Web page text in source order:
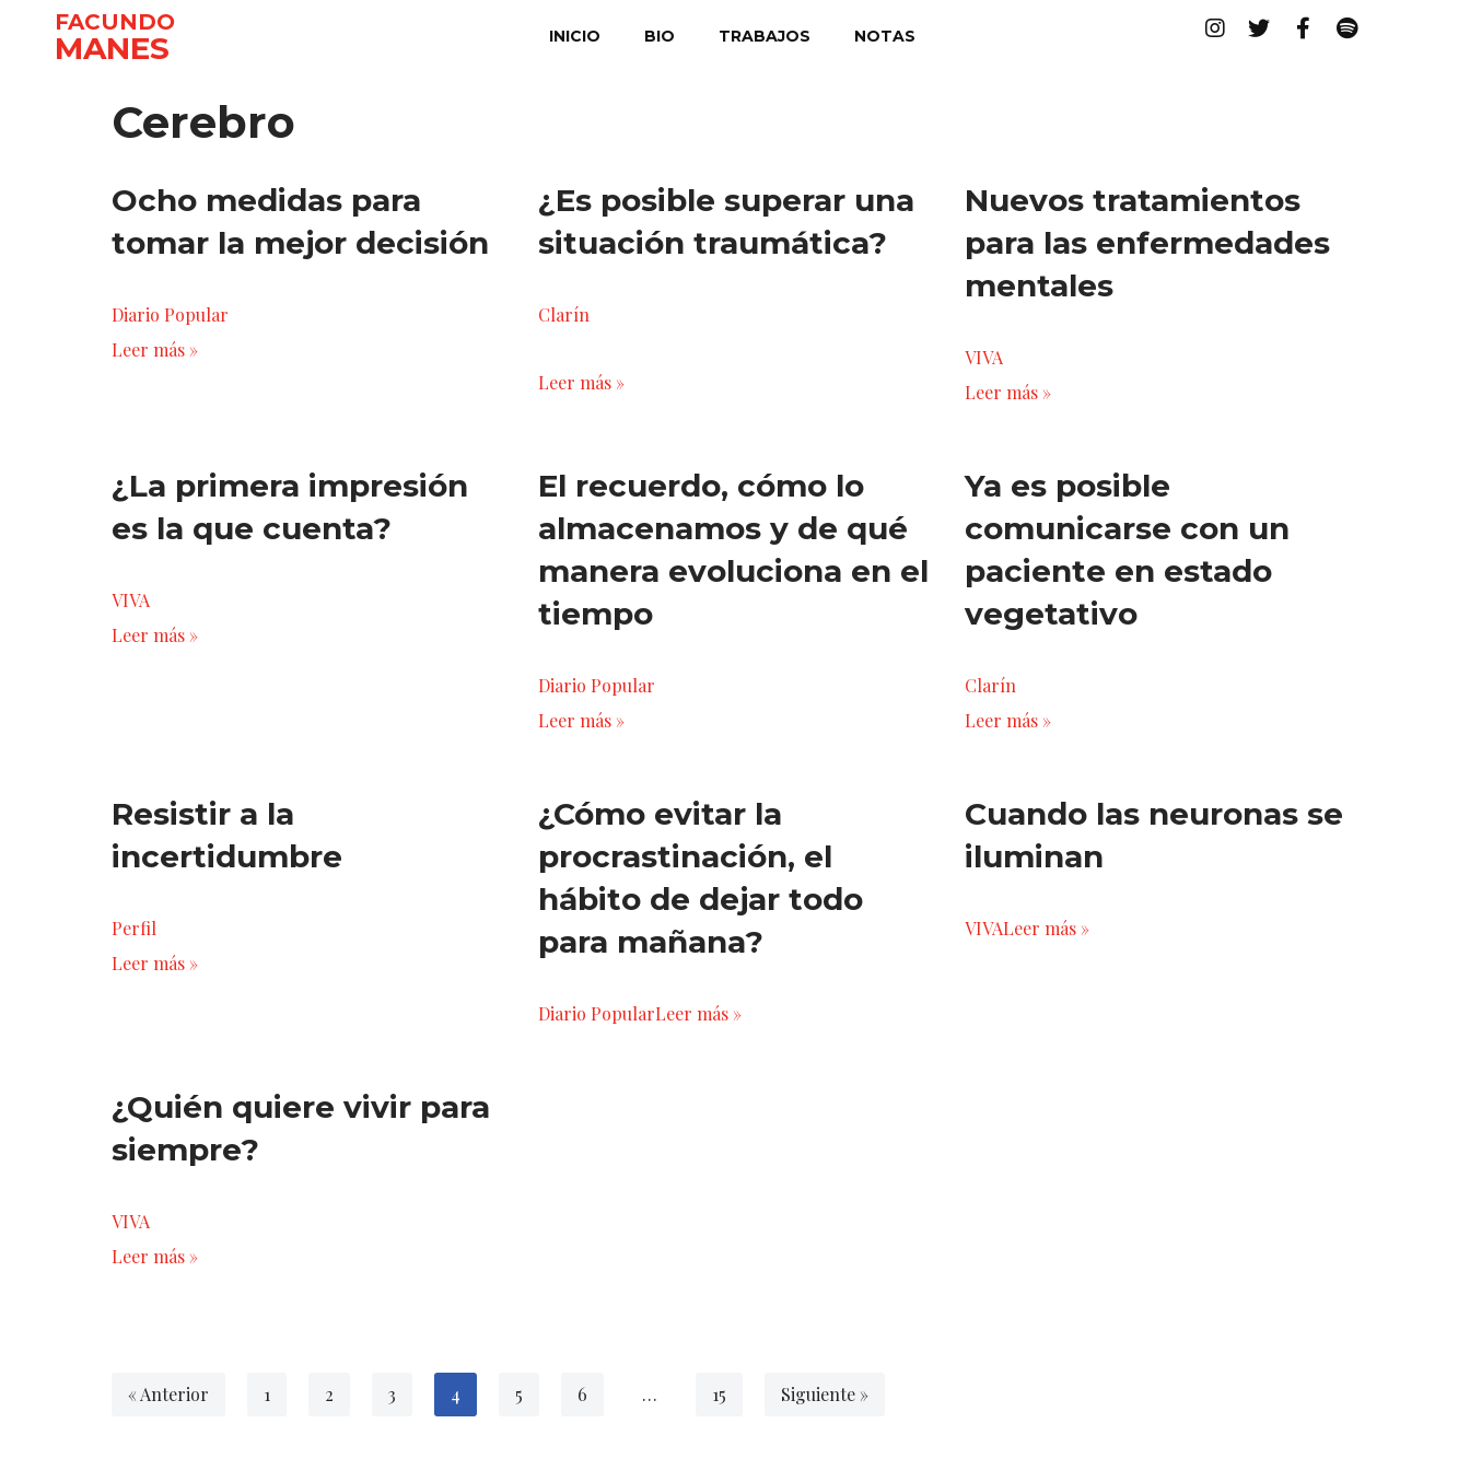
FACUNDO
MANES INICIO BIO TRABAJOS NOTAS
Cerebro
Ocho medidas para
tomar la mejor decisión
Diario Popular
Leer más »
¿Es posible superar una
situación traumática?
Clarín
Leer más »
Nuevos tratamientos
para las enfermedades
mentales
VIVA
Leer más »
¿La primera impresión
es la que cuenta?
VIVA
Leer más »
El recuerdo, cómo lo
almacenamos y de qué
manera evoluciona en el
tiempo
Diario Popular
Leer más »
Ya es posible
comunicarse con un
paciente en estado
vegetativo
Clarín
Leer más »
Resistir a la
incertidumbre
Perfil
Leer más »
¿Cómo evitar la
procrastinación, el
hábito de dejar todo
para mañana?
Diario PopularLeer más »
Cuando las neuronas se
iluminan
VIVALeer más »
¿Quién quiere vivir para
siempre?
VIVA
Leer más »
« Anterior 1 2 3 4 5 6 … 15 Siguiente »